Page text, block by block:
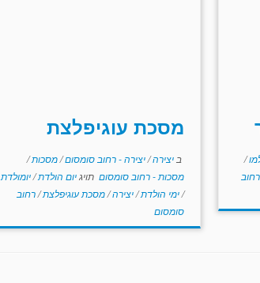
/
רחוב
מסכת עוגיפלצת
ב יצירה/יצירה - רחוב סומסום/מסכות/
מסכות - רחוב סומסום תויגיום הולדת/יומולדת
/ימי הולדת/יצירה/מסכת עוגיפלצת/רחוב
סומסום